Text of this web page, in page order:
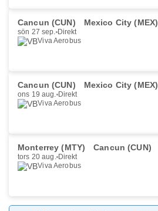
Cancun (CUN) Mexico City (MEX)
sön 27 sep. Direkt
Viva Aerobus
Cancun (CUN) Mexico City (MEX)
ons 19 aug. Direkt
Viva Aerobus
Monterrey (MTY) Cancun (CUN)
tors 20 aug. Direkt
Viva Aerobus